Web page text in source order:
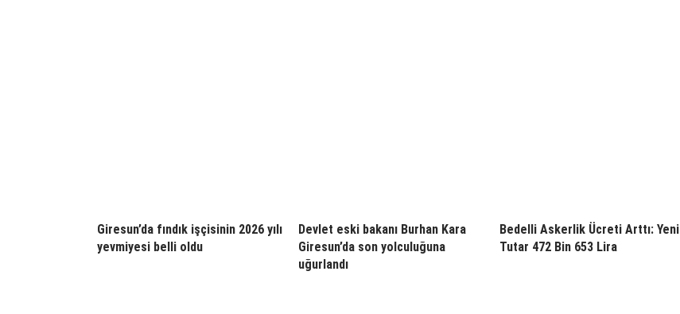
Giresun’da fındık işçisinin 2026 yılı
yevmiyesi belli oldu
Devlet eski bakanı Burhan Kara
Giresun’da son yolculuğuna
uğurlandı
Bedelli Askerlik Ücreti Arttı: Yeni
Tutar 472 Bin 653 Lira